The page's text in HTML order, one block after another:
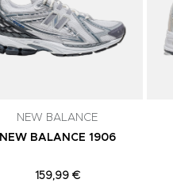
NEW BALANCE
NEW BALANCE 1906
159,99 €